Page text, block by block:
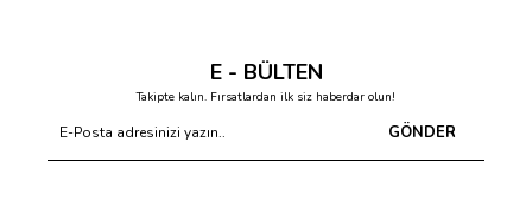
E - BÜLTEN
Takipte kalın. Fırsatlardan ilk siz haberdar olun!
GÖNDER